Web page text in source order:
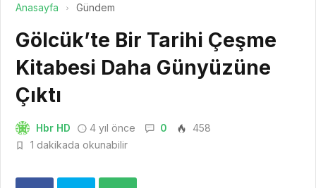
Anasayfa Gündem
Gölcük’te Bir Tarihi Çeşme
Kitabesi Daha Günyüzüne
Çıktı
Hbr HD 4 yıl önce 0
458
1 dakikada okunabilir